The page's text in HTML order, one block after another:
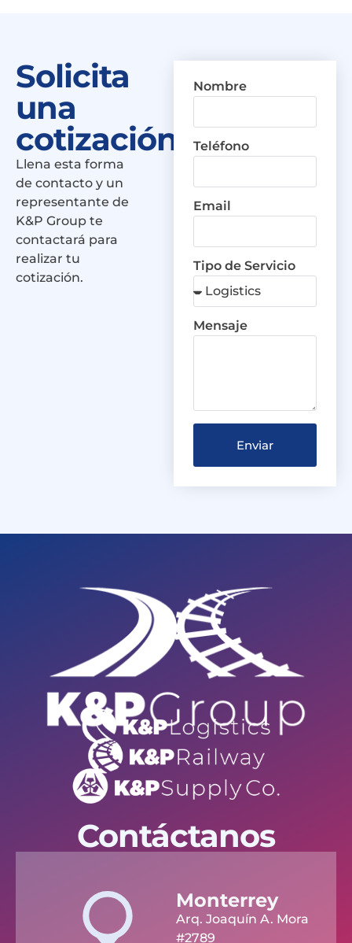
Solicita
una
cotización
Llena esta forma
de contacto y un
representante de
K&P Group te
contactará para
realizar tu
cotización.
Nombre
Teléfono
Email
Tipo de Servicio
Mensaje
Enviar
Contáctanos
Monterrey
Arq. Joaquín A. Mora
#2789